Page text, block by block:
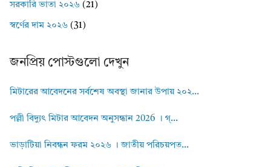
সরকারি ভাতা ২০২৬ (21)
স্বর্ণের দাম ২০২৬ (31)
জনপ্রিয় পোস্টগুলো দেখুন
মিটারের আবেদনের সর্বশেষ অবস্থা জানার উপায় ২০২...
পল্লী বিদ্যুৎ মিটার আবেদন অনুসন্ধান 2026 । গ্...
ভাড়াটিয়া নিবন্ধন ফরম ২০২৬ । জাতীয় পরিচয়পত...